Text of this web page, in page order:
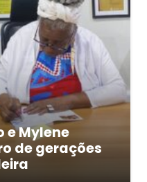
e Mylene
de gerações